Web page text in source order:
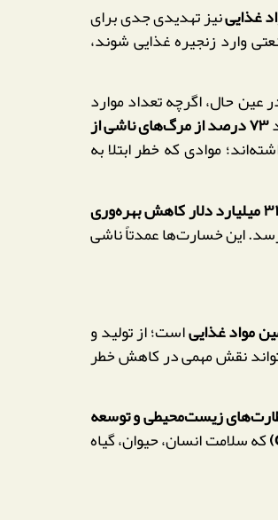
غذایینیز تهدیدی جدی برای
وارد زنجیره غذایی شوند،
حال، اگرچه تعداد موارد
۷۳ درصد از مرگ‌های ناشی از
موادی که خطر ابتلا به
۳۱۰ میلیارد دلار کاهش بهره‌وری
این خسارت‌ها عمدتاً ناشی
است؛ از تولید و
نقش مهمی در کاهش خطر
زیست‌محیطی و توسعه
که سلامت انسان، حیوان، گیاه